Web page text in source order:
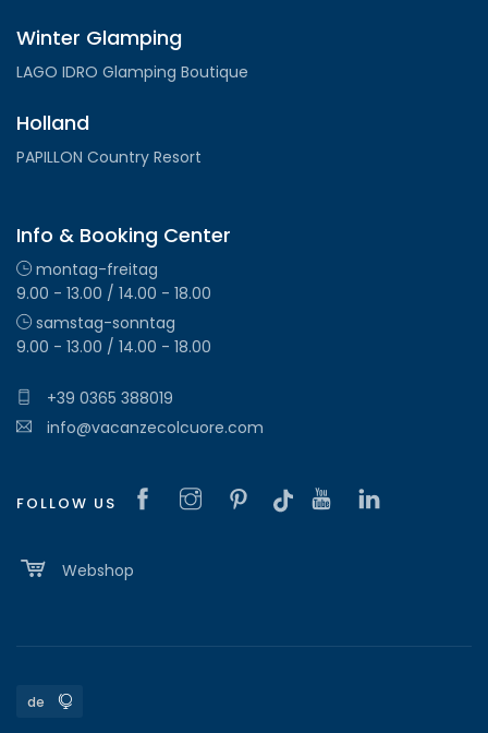
Winter Glamping
LAGO IDRO Glamping Boutique
Holland
PAPILLON Country Resort
Info & Booking Center
montag-freitag
9.00 - 13.00 / 14.00 - 18.00
samstag-sonntag
9.00 - 13.00 / 14.00 - 18.00
+39 0365 388019
info@vacanzecolcuore.com
FOLLOW US
Webshop